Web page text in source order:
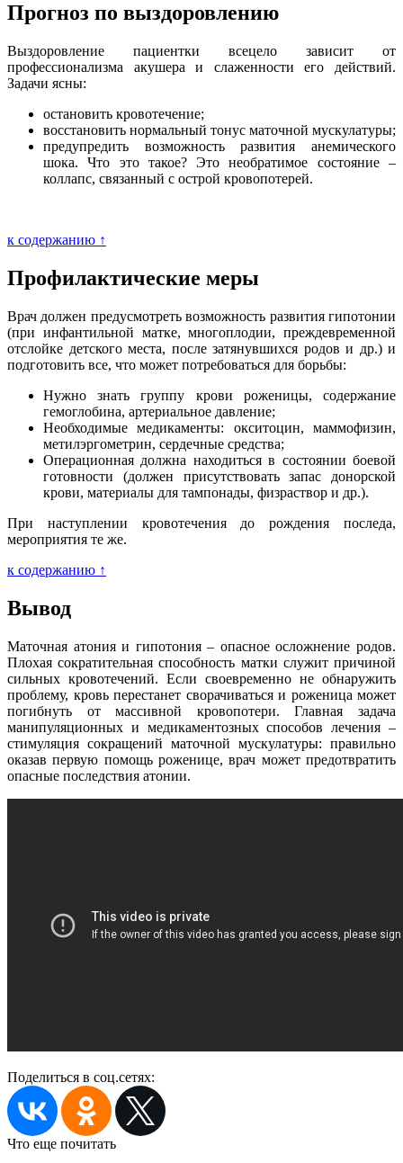
Прогноз по выздоровлению
Выздоровление пациентки всецело зависит от
профессионализма акушера и слаженности его действий.
Задачи ясны:
остановить кровотечение;
восстановить нормальный тонус маточной мускулатуры;
предупредить возможность развития анемического
шока. Что это такое? Это необратимое состояние –
коллапс, связанный с острой кровопотерей.
к содержанию ↑
Профилактические меры
Врач должен предусмотреть возможность развития гипотонии
(при инфантильной матке, многоплодии, преждевременной
отслойке детского места, после затянувшихся родов и др.) и
подготовить все, что может потребоваться для борьбы:
Нужно знать группу крови роженицы, содержание
гемоглобина, артериальное давление;
Необходимые медикаменты: окситоцин, маммофизин,
метилэргометрин, сердечные средства;
Операционная должна находиться в состоянии боевой
готовности (должен присутствовать запас донорской
крови, материалы для тампонады, физраствор и др.).
При наступлении кровотечения до рождения последа,
мероприятия те же.
к содержанию ↑
Вывод
Маточная атония и гипотония – опасное осложнение родов.
Плохая сократительная способность матки служит причиной
сильных кровотечений. Если своевременно не обнаружить
проблему, кровь перестанет сворачиваться и роженица может
погибнуть от массивной кровопотери. Главная задача
манипуляционных и медикаментозных способов лечения –
стимуляция сокращений маточной мускулатуры: правильно
оказав первую помощь роженице, врач может предотвратить
опасные последствия атонии.
Поделиться в соц.сетях:
Что еще почитать